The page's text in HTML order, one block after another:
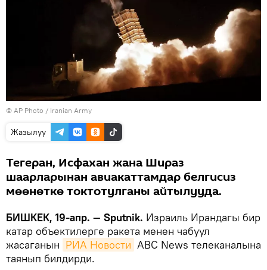
© AP Photo / Iranian Army
Жазылуу
Тегеран, Исфахан жана Шираз
шаарларынан авиакаттамдар белгисиз
мөөнөткө токтотулганы айтылууда.
БИШКЕК, 19-апр. — Sputnik. Израиль Ирандагы бир
катар объектилерге ракета менен чабуул
жасаганын РИА Новости ABC News телеканалына
таянып билдирди.